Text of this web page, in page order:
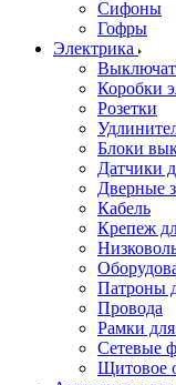
Сифоны
Гофры
Электрика
Коробки
Розетки
Блоки
Датчики
Дверные
Кабель
Крепеж
Патроны
Провода
Рамки
Сетевые
Щитовое